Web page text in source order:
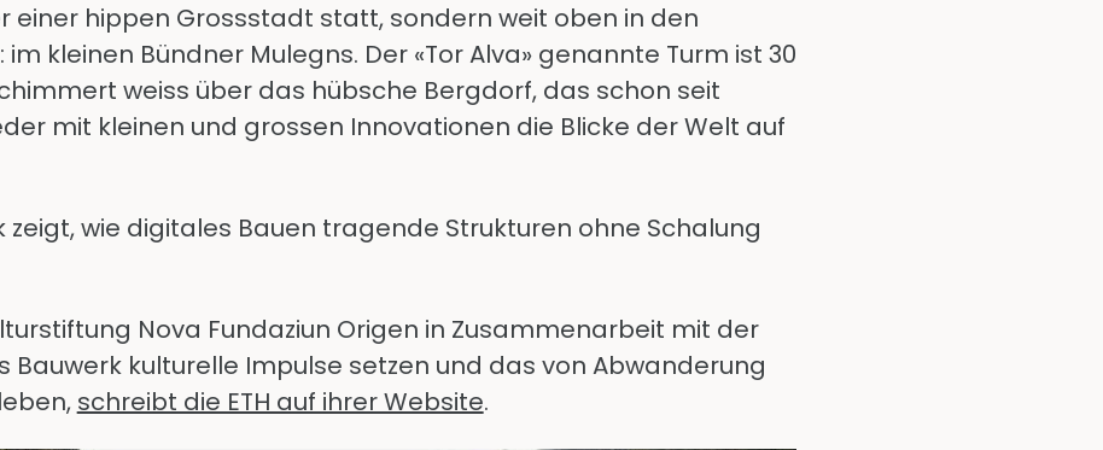
einer hippen Grossstadt statt, sondern weit oben in den
im kleinen Bündner Mulegns. Der «Tor Alva» genannte Turm ist 30
weiss über das hübsche Bergdorf, das schon seit
mit kleinen und grossen Innovationen die Blicke der Welt auf
zeigt, wie digitales Bauen tragende Strukturen ohne Schalung
Nova Fundaziun Origen in Zusammenarbeit mit der
Bauwerk kulturelle Impulse setzen und das von Abwanderung
schreibt die ETH auf ihrer Website.